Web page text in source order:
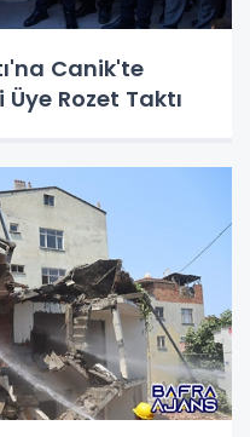
Canik'te
Üye Rozet Taktı